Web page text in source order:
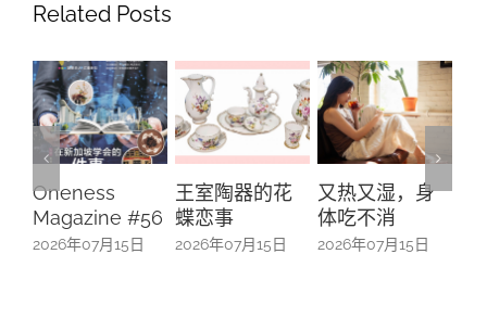
Related Posts
王室陶器的花
蝶恋事
2026年07月15日
又热又湿，身
体吃不消
2026年07月15日
推陈出新的新
加坡客家菜
2026年07月15日